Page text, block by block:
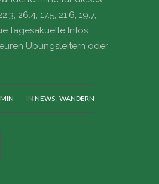
26.4, 17.5, 21.6, 19.7,
tagesakuelle Infos
Übungsleitern oder
IN NEWS WANDERN